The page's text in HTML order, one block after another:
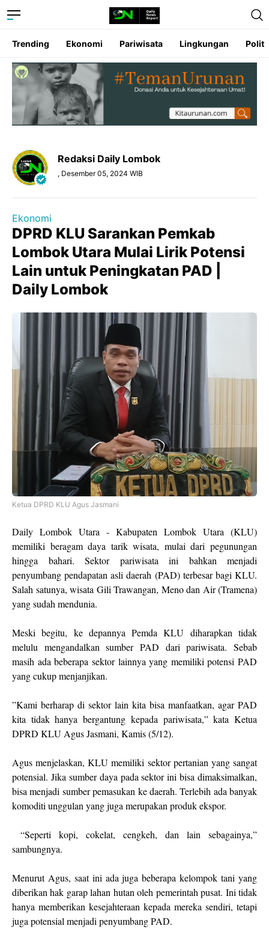
Trending Ekonomi Pariwisata Lingkungan
Redaksi Daily Lombok
, Desember 05, 2024 WIB
Ekonomi
DPRD KLU Sarankan Pemkab
Lombok Utara Mulai Lirik Potensi
Lain untuk Peningkatan PAD |
Daily Lombok
Ketua DPRD KLU Agus Jasmani
Daily Lombok Utara - Kabupaten Lombok Utara (KLU)
memiliki beragam daya tarik wisata, mulai dari pegunungan
hingga bahari. Sektor pariwisata ini bahkan menjadi
penyumbang pendapatan asli daerah (PAD) terbesar bagi KLU.
Salah satunya, wisata Gili Trawangan, Meno dan Air (Tramena)
yang sudah mendunia.
Meski begitu, ke depannya Pemda KLU diharapkan tidak
melulu mengandalkan sumber PAD dari pariwisata. Sebab
masih ada beberapa sektor lainnya yang memiliki potensi PAD
yang cukup menjanjikan.
”Kami berharap di sektor lain kita bisa manfaatkan, agar PAD
kita tidak hanya bergantung kepada pariwisata,” kata Ketua
DPRD KLU Agus Jasmani, Kamis (5/12).
Agus menjelaskan, KLU memiliki sektor pertanian yang sangat
potensial. Jika sumber daya pada sektor ini bisa dimaksimalkan,
bisa menjadi sumber pemasukan ke daerah. Terlebih ada banyak
komoditi unggulan yang juga merupakan produk ekspor.
“Seperti kopi, cokelat, cengkeh, dan lain sebagainya,”
sambungnya.
Menurut Agus, saat ini ada juga beberapa kelompok tani yang
diberikan hak garap lahan hutan oleh pemerintah pusat. Ini tidak
hanya memberikan kesejahteraan kepada mereka sendiri, tetapi
juga potensial menjadi penyumbang PAD.